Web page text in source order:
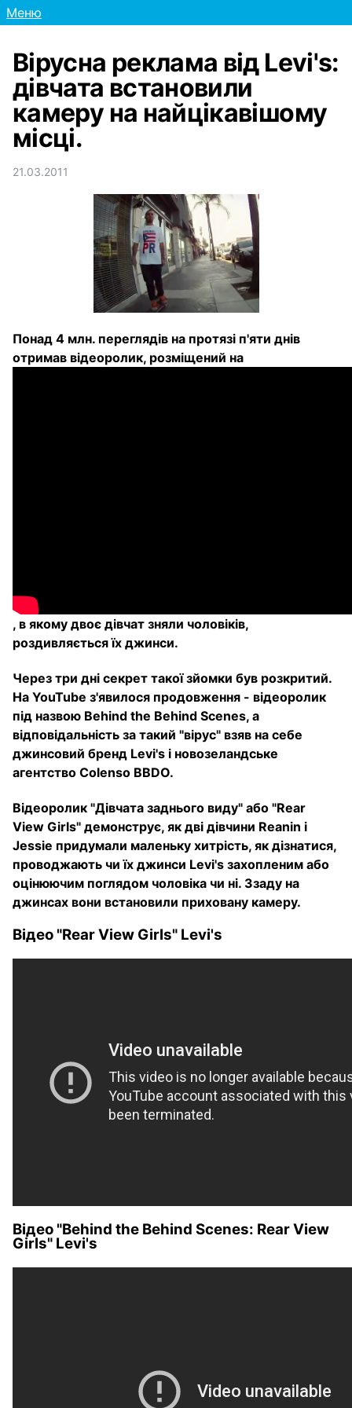
Меню
Вірусна реклама від Levi's:
дівчата встановили
камеру на найцікавішому
місці.
21.03.2011
Понад 4 млн. переглядів на протязі п'яти днів
отримав відеоролик, розміщений на
, в якому двоє дівчат зняли чоловіків,
роздивляється їх джинси.
Через три дні секрет такої зйомки був розкритий.
На YouTube з'явилося продовження - відеоролик
під назвою Behind the Behind Scenes, а
відповідальність за такий "вірус" взяв на себе
джинсовий бренд Levi's і новозеландське
агентство Colenso BBDO.
Відеоролик "Дівчата заднього виду" або "Rear
View Girls" демонструє, як дві дівчини Reanin і
Jessie придумали маленьку хитрість, як дізнатися,
проводжають чи їх джинси Levi's захопленим або
оцінюючим поглядом чоловіка чи ні. Ззаду на
джинсах вони встановили приховану камеру.
Відео "Rear View Girls" Levi's
Відео "Behind the Behind Scenes: Rear View
Girls" Levi's